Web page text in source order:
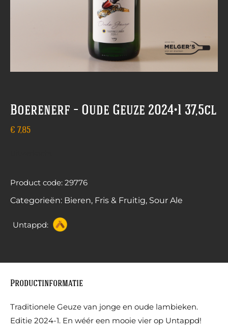
Boerenerf – Oude Geuze 2024•1 37,5cl
€ 7,85
Product code: 29776
Categorieën: Bieren, Fris & Fruitig, Sour Ale
Untappd:
Productinformatie
Traditionele Geuze van jonge en oude lambieken.
Editie 2024-1. En wéér een mooie vier op Untappd!